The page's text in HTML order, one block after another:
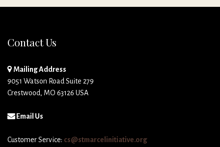
Contact Us
Mailing Address
9051 Watson Road Suite 279
Crestwood, MO 63126 USA
Email Us
Customer Service: cs@stmarcelinitiative.org